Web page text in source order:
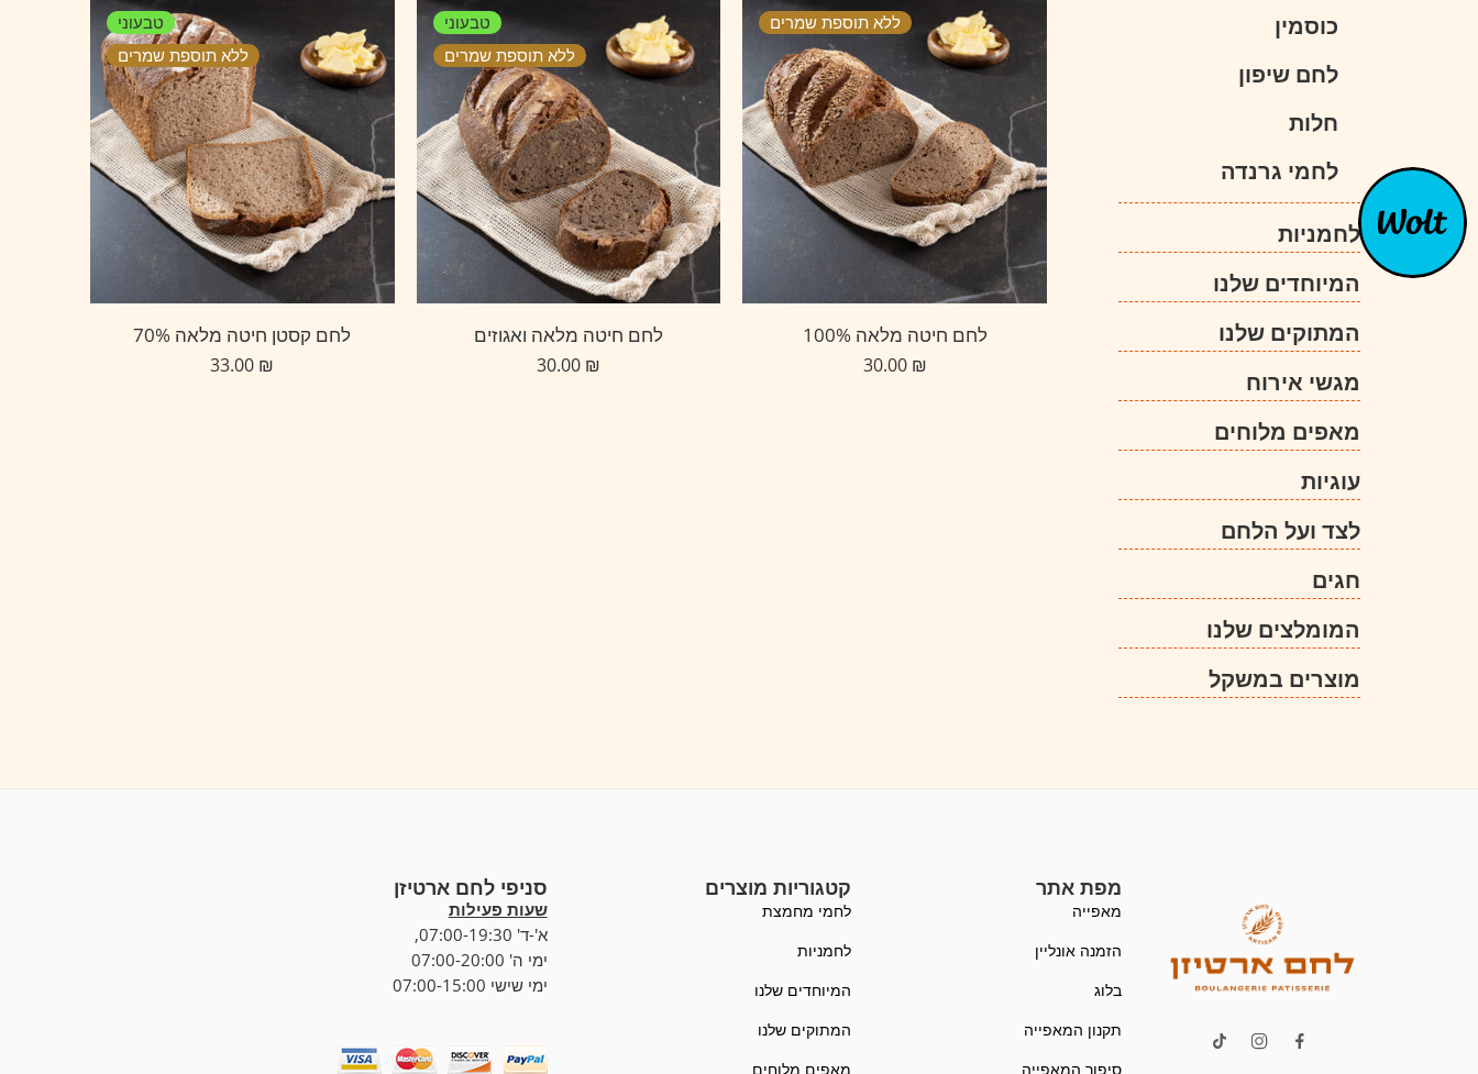
ללא תוספת שמרים
לחם חיטה מלאה 100%
₪
30.00
טבעוני
ללא תוספת שמרים
לחם חיטה מלאה ואגוזים
₪
טבעוני
ללא תוספת שמרים
לחם קסטן חיטה מלאה 70%
₪
כוסמין
לחם שיפון
חלות
לחמי גרנדה
לחמניות
המיוחדים שלנו
המתוקים שלנו
מגשי אירוח
מאפים מלוחים
עוגיות
לצד ועל הלחם
חגים
המומלצים שלנו
מוצרים במשקל
מפת אתר
מאפייה
הזמנה אונליין
בלוג
תקנון המאפייה
סיפור המאפייה
קטגוריות מוצרים
לחמי מחמצת
לחמניות
המיוחדים שלנו
המתוקים שלנו
מאפים מלוחים
סניפי לחם ארטיזן
שעות פעילות
א'-ד' 07:00-19:30,
ימי ה' 07:00-20:00
ימי שישי 07:00-15:00